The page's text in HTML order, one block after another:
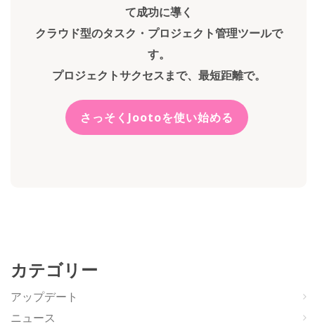
て成功に導く
クラウド型のタスク・プロジェクト管理ツールで
す。
プロジェクトサクセスまで、最短距離で。
さっそくJootoを使い始める
カテゴリー
アップデート
ニュース